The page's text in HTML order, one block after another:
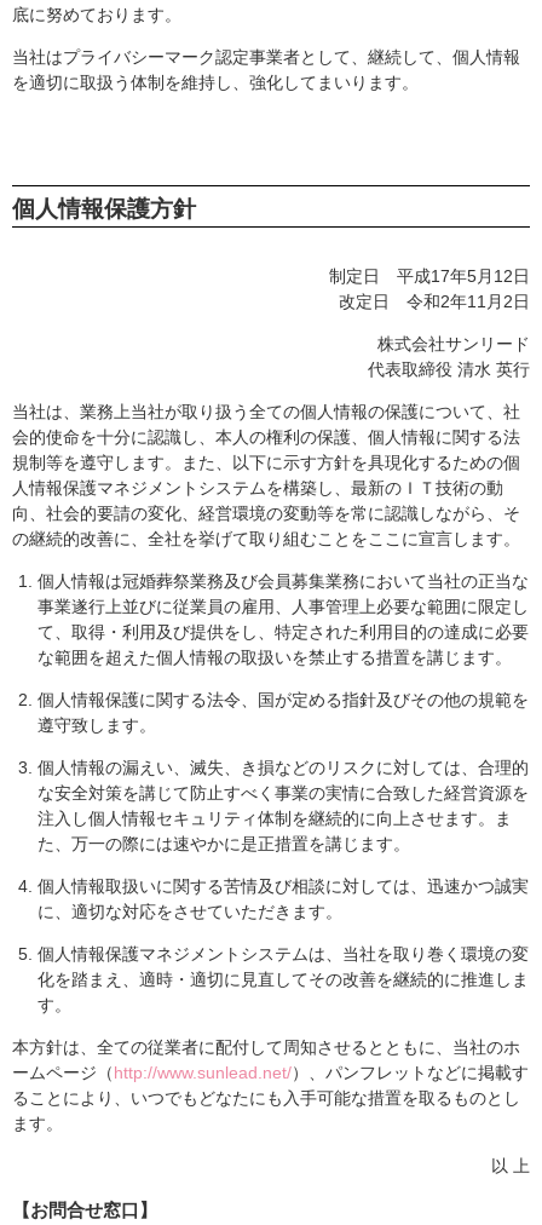
底に努めております。
当社はプライバシーマーク認定事業者として、継続して、個人情報
を適切に取扱う体制を維持し、強化してまいります。
個人情報保護方針
制定日 平成17年5月12日
改定日 令和2年11月2日
株式会社サンリード
代表取締役 清水 英行
当社は、業務上当社が取り扱う全ての個人情報の保護について、社
会的使命を十分に認識し、本人の権利の保護、個人情報に関する法
規制等を遵守します。また、以下に示す方針を具現化するための個
人情報保護マネジメントシステムを構築し、最新のＩＴ技術の動
向、社会的要請の変化、経営環境の変動等を常に認識しながら、そ
の継続的改善に、全社を挙げて取り組むことをここに宣言します。
個人情報は冠婚葬祭業務及び会員募集業務において当社の正当な
事業遂行上並びに従業員の雇用、人事管理上必要な範囲に限定し
て、取得・利用及び提供をし、特定された利用目的の達成に必要
な範囲を超えた個人情報の取扱いを禁止する措置を講じます。
個人情報保護に関する法令、国が定める指針及びその他の規範を
遵守致します。
個人情報の漏えい、滅失、き損などのリスクに対しては、合理的
な安全対策を講じて防止すべく事業の実情に合致した経営資源を
注入し個人情報セキュリティ体制を継続的に向上させます。ま
た、万一の際には速やかに是正措置を講じます。
個人情報取扱いに関する苦情及び相談に対しては、迅速かつ誠実
に、適切な対応をさせていただきます。
個人情報保護マネジメントシステムは、当社を取り巻く環境の変
化を踏まえ、適時・適切に見直してその改善を継続的に推進しま
す。
本方針は、全ての従業者に配付して周知させるとともに、当社のホ
ームページ（http://www.sunlead.net/）、パンフレットなどに掲載す
ることにより、いつでもどなたにも入手可能な措置を取るものとし
ます。
以 上
【お問合せ窓口】